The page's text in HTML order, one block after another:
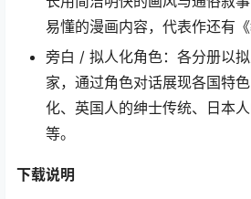
易懂的漫画内容，代表作还有《
旁白 / 拟人化角色：各分册以
家，通过角色对话展现各国特
化、英国人的绅士传统、日本
等。
下载说明